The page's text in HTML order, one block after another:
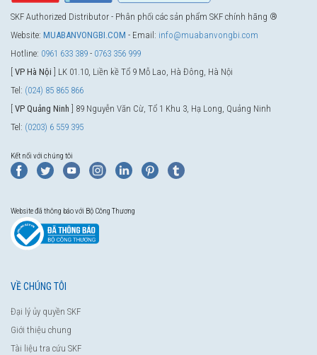
SKF Authorized Distributor - Phân phối các sản phẩm SKF chính hãng ®
Website: MUABANVONGBI.COM - Email: info@muabanvongbi.com
Hotline: 0961 633 389 - 0763 356 999
VP Hà Nội ] LK 01.10, Liền kề Tổ 9 Mỗ Lao, Hà Đông, Hà Nội
Tel: (024) 85 865 866
VP Quảng Ninh ] 89 Nguyễn Văn Cừ, Tổ 1 Khu 3, Hạ Long, Quảng Ninh
Tel: (0203) 6 559 395
Kết nối với chúng tôi
Website đã thông báo với Bộ Công Thương
VỀ CHÚNG TÔI
Đại lý ủy quyền SKF
Giới thiệu chung
Tài liệu tra cứu SKF